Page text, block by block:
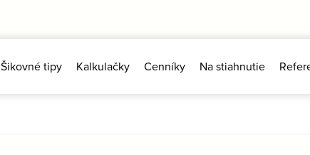
Šikovné tipy Kalkulačky Cenníky Na stiahnutie